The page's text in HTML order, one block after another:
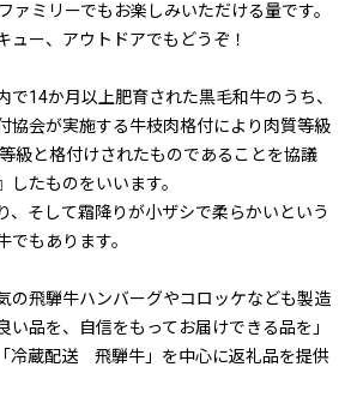
ァミリーでもお楽しみいただける量です。
ュー、アウトドアでもどうぞ！
で14か月以上肥育された黒毛和牛のうち、
協会が実施する牛枝肉格付により肉質等級
級と格付けされたものであることを協議
たものをいいます。
、そして霜降りが小ザシで柔らかいという
でもあります。
の飛騨牛ハンバーグやコロッケなども製造
い品を、自信をもってお届けできる品を」
冷蔵配送 飛騨牛」を中心に返礼品を提供